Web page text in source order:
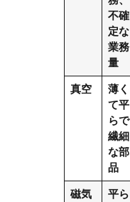
不確
定な
業務
量
真空
薄く
て平
らで
繊細
な部
品
磁気
平ら